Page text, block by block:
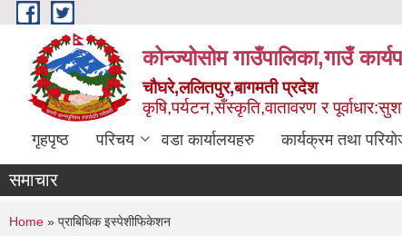
Skip to main content
कोन्ज्योसोम गाउँपालिका,गाउँ
चौघरे,ललितपुर,बागमती प्रदेश
कृषि,पर्यटन,सँस्कृति,वातावरण र
गृहपृष्ठ परिचय वडा कार्यालयहरु कार्यक्रम तथा
समाचार
You are here
Home » प्राबिधिक इस्पेशीफिकेशन